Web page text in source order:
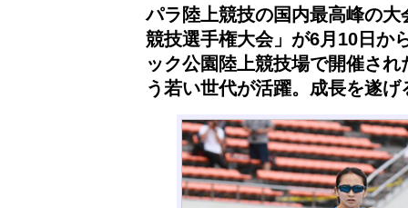
パラ陸上競技の国内最高峰の
競技選手権大会」が6月10日か
ック公園陸上競技場で開催さ
う若い世代が活躍。成長を遂